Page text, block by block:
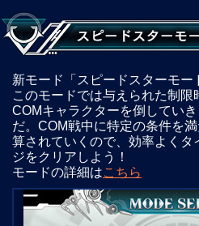
新モード「スピードスターモー
このモードでは与えられた制限
COMキャラクターを倒してい
だ。COM戦中に特定の条件を
算されていくので、効率よくタ
ジをクリアしよう！
モードの詳細はこちら